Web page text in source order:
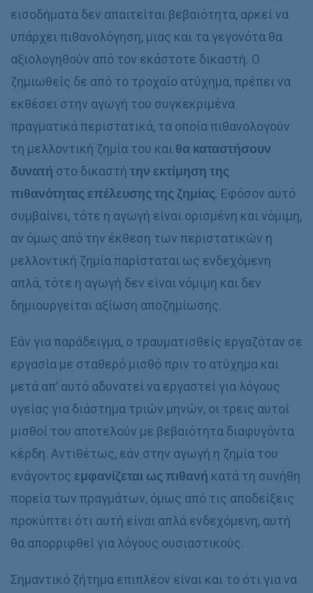
εισοδήματα δεν απαιτείται βεβαιότητα, αρκεί να
υπάρχει πιθανολόγηση, μιας και τα γεγονότα θα
αξιολογηθούν από τον εκάστοτε δικαστή. Ο
ζημιωθείς δε από το τροχαίο ατύχημα, πρέπει να
εκθέσει στην αγωγή του συγκεκριμένα
πραγματικά περιστατικά, τα οποία πιθανολογούν
τη μελλοντική ζημία του και θα καταστήσουν
δυνατή στο δικαστή την εκτίμηση της
πιθανότητας επέλευσης της ζημίας. Εφόσον αυτό
συμβαίνει, τότε η αγωγή είναι ορισμένη και νόμιμη,
αν όμως από την έκθεση των περιστατικών η
μελλοντική ζημία παρίσταται ως ενδεχόμενη
απλά, τότε η αγωγή δεν είναι νόμιμη και δεν
δημιουργείται αξίωση αποζημίωσης.
Εάν για παράδειγμα, ο τραυματισθείς εργαζόταν σε
εργασία με σταθερό μισθό πριν το ατύχημα και
μετά απ’ αυτό αδυνατεί να εργαστεί για λόγους
υγείας για διάστημα τριών μηνών, οι τρεις αυτοί
μισθοί του αποτελούν με βεβαιότητα διαφυγόντα
κέρδη. Αντιθέτως, εάν στην αγωγή η ζημία του
ενάγοντος εμφανίζεται ως πιθανή κατά τη συνήθη
πορεία των πραγμάτων, όμως από τις αποδείξεις
προκύπτει ότι αυτή είναι απλά ενδεχόμενη, αυτή
θα απορριφθεί για λόγους ουσιαστικούς.
Σημαντικό ζήτημα επιπλέον είναι και το ότι για να